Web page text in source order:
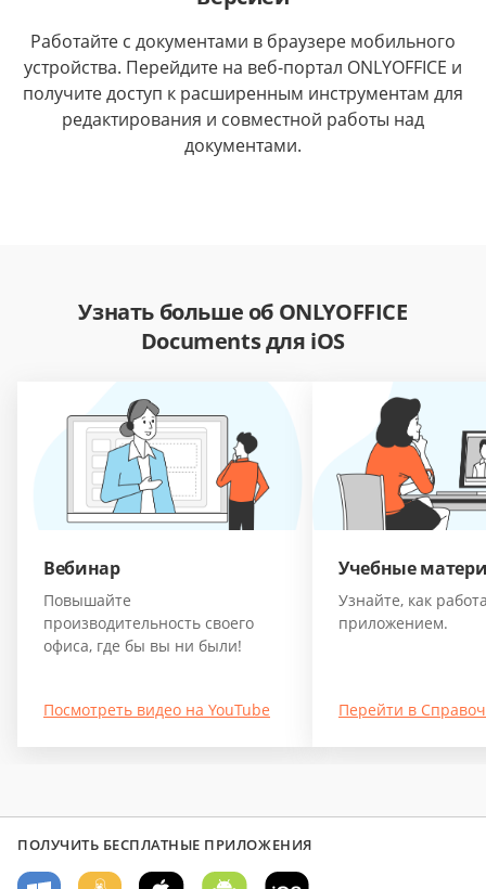
Работайте с документами в браузере мобильного
устройства. Перейдите на веб-портал ONLYOFFICE и
получите доступ к расширенным инструментам для
редактирования и совместной работы над
документами.
Узнать больше об ONLYOFFICE
Documents для iOS
Вебинар
Повышайте
производительность своего
офиса, где бы вы ни были!
Посмотреть видео на YouTube
Учебные
Узнайте, как
приложением.
Перейти в
ПОЛУЧИТЬ БЕСПЛАТНЫЕ ПРИЛОЖЕНИЯ